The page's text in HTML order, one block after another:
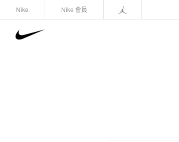
Nike Nike 會員